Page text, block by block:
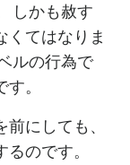
しかも赦す
くてはなりま
ルの行為で
。
にしても、
のです。